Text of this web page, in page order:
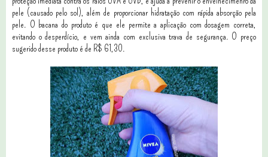
pele (causado pelo sol), além de proporcionar hidratação com rápida absorção pela
pele. O bacana do produto é que ele permite a aplicação com dosagem correta,
evitando o desperdício, e vem ainda com exclusiva trava de segurança. O preço
sugerido desse produto é de R$ 61,30.